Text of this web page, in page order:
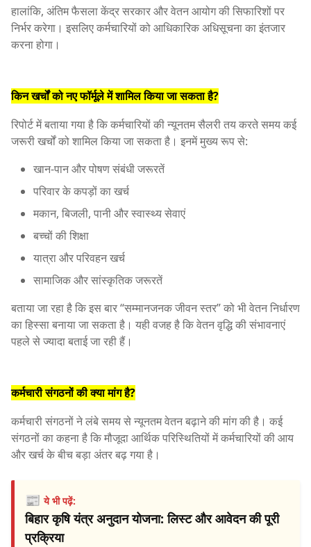
हालांकि, अंतिम फैसला केंद्र सरकार और वेतन आयोग की सिफारिशों पर
निर्भर करेगा। इसलिए कर्मचारियों को आधिकारिक अधिसूचना का इंतजार
करना होगा।
किन खर्चों को नए फॉर्मूले में शामिल किया जा सकता है?
रिपोर्ट में बताया गया है कि कर्मचारियों की न्यूनतम सैलरी तय करते समय कई
जरूरी खर्चों को शामिल किया जा सकता है। इनमें मुख्य रूप से:
खान-पान और पोषण संबंधी जरूरतें
परिवार के कपड़ों का खर्च
मकान, बिजली, पानी और स्वास्थ्य सेवाएं
बच्चों की शिक्षा
यात्रा और परिवहन खर्च
सामाजिक और सांस्कृतिक जरूरतें
बताया जा रहा है कि इस बार “सम्मानजनक जीवन स्तर” को भी वेतन निर्धारण
का हिस्सा बनाया जा सकता है। यही वजह है कि वेतन वृद्धि की संभावनाएं
पहले से ज्यादा बताई जा रही हैं।
कर्मचारी संगठनों की क्या मांग है?
कर्मचारी संगठनों ने लंबे समय से न्यूनतम वेतन बढ़ाने की मांग की है। कई
संगठनों का कहना है कि मौजूदा आर्थिक परिस्थितियों में कर्मचारियों की आय
और खर्च के बीच बड़ा अंतर बढ़ गया है।
📰ये भी पढ़ें:
बिहार कृषि यंत्र अनुदान योजना: लिस्ट और आवेदन की पूरी
प्रक्रिया